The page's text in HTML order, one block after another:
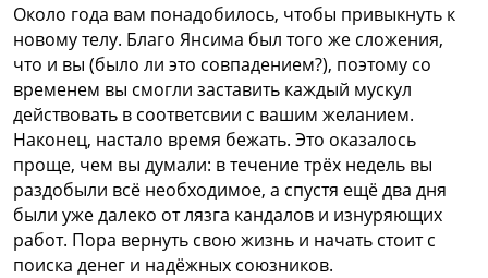
Около года вам понадобилось, чтобы привыкнуть к
новому телу. Благо Янсима был того же сложения,
что и вы (было ли это совпадением?), поэтому со
временем вы смогли заставить каждый мускул
действовать в соответсвии с вашим желанием.
Наконец, настало время бежать. Это оказалось
проще, чем вы думали: в течение трёх недель вы
раздобыли всё необходимое, а спустя ещё два дня
были уже далеко от лязга кандалов и изнуряющих
работ. Пора вернуть свою жизнь и начать стоит с
поиска денег и надёжных союзников.